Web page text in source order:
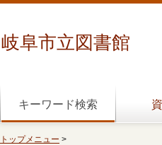
岐阜市立図書館
キーワード検索
トップメニュー >